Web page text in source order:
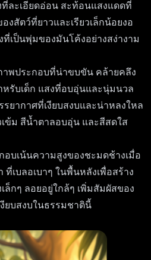
ละเอียดอ่อน สะท้อนแสงแดดที่
งสัตว์ที่ยาวและเรียวเล็กน้อยงอ
เป็นพุ่มของมันโค้งอย่างสง่างาม
พประกอบที่น่าขบขัน คล้ายคลึง
หรับเด็ก แสงที่อบอุ่นและนุ่มนวล
ยากาศที่เงียบสงบและน่าหลงใหล
ข้ม สีน้ำตาลอบอุ่น และสีสดใส
บเน้นความสูงของชะมดช้างเมื่อ
ที่เบลอเบาๆ ในพื้นหลังเพื่อสร้าง
ล็กๆ ลอยอยู่ใกล้ๆ เพิ่มสัมผัสของ
ยบสงบในธรรมชาตินี้